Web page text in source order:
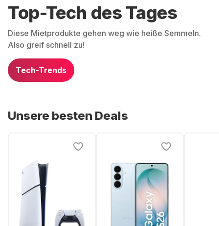
Top-Tech des Tages
Diese Mietprodukte gehen weg wie heiße Semmeln.
Also greif schnell zu!
Tech-Trends
Unsere besten Deals